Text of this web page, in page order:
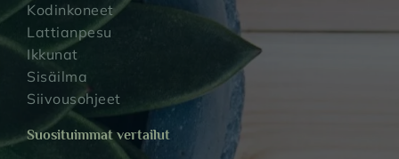
Kodinkoneet
Lattianpesu
Ikkunat
Sisäilma
Siivousohjeet
Suosituimmat vertailut